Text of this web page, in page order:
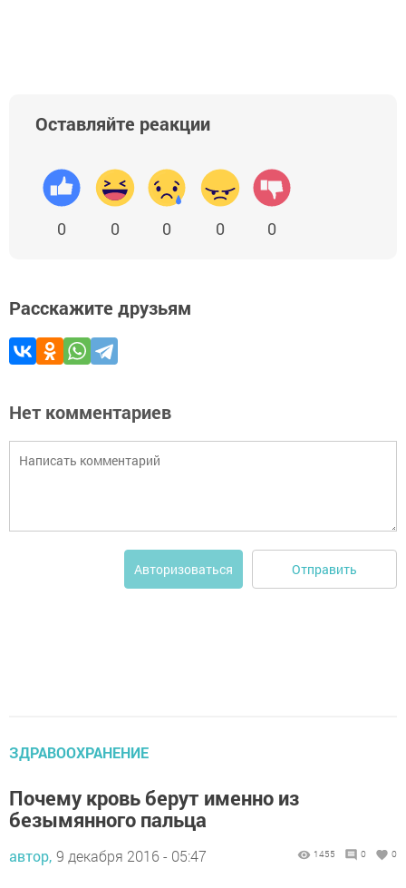
Оставляйте реакции
0 0 0 0 0
Расскажите друзьям
Нет комментариев
Авторизоваться Отправить
ЗДРАВООХРАНЕНИЕ
Почему кровь берут именно из
безымянного пальца
автор, 9 декабря 2016 - 05:47 1455 0 0